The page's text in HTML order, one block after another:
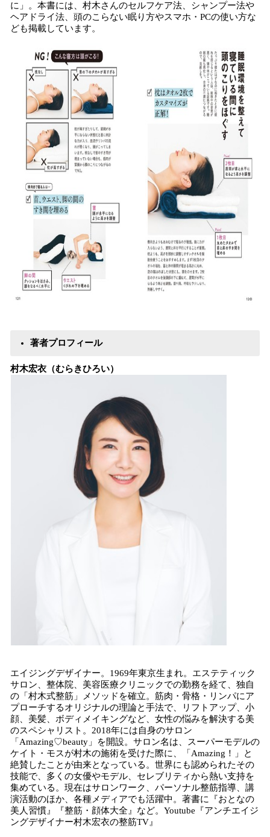
に」。本書には、村木さんのセルフケア法、シャンプー法や
ヘアドライ法、頭のこらない眠り方やスマホ・PCの使い方な
ども掲載しています。
著者プロフィール
村木宏衣（むらきひろい）
エイジングデザイナー。1969年東京生まれ。エステティック
サロン、整体院、美容医療クリニックでの勤務を経て、独自
の「村木式整筋」メソッドを確立。筋肉・骨格・リンパにア
プローチするオリジナルの理論と手法で、リフトアップ、小
顔、美髪、ボディメイキングなど、女性の悩みを解決する美
のスペシャリスト。2018年には自身のサロン
「Amazing♡beauty」を開設。サロン名は、スーパーモデルの
ケイト・モスが村木の施術を受けた際に、「Amazing！」と
絶賛したことが由来となっている。世界にも認められたその
技能で、多くの女優やモデル、セレブリティから熱い支持を
集めている。現在はサロンワーク、パーソナル整筋指導、講
演活動のほか、各種メディアでも活躍中。著書に『おとなの
美人習慣』『整筋・顔体大全』など。Youtube『アンチエイジ
ングデザイナー村木宏衣の整筋TV』